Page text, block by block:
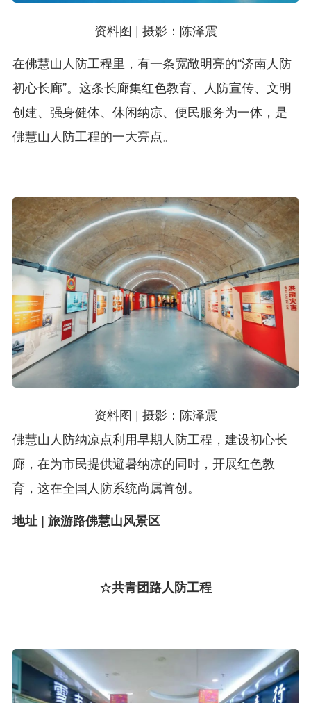
资料图 | 摄影：陈泽震
在佛慧山人防工程里，有一条宽敞明亮的“济南人防
初心长廊”。这条长廊集红色教育、人防宣传、文明
创建、强身健体、休闲纳凉、便民服务为一体，是
佛慧山人防工程的一大亮点。
资料图 | 摄影：陈泽震
佛慧山人防纳凉点利用早期人防工程，建设初心长
廊，在为市民提供避暑纳凉的同时，开展红色教
育，这在全国人防系统尚属首创。
地址 | 旅游路佛慧山风景区
☆共青团路人防工程